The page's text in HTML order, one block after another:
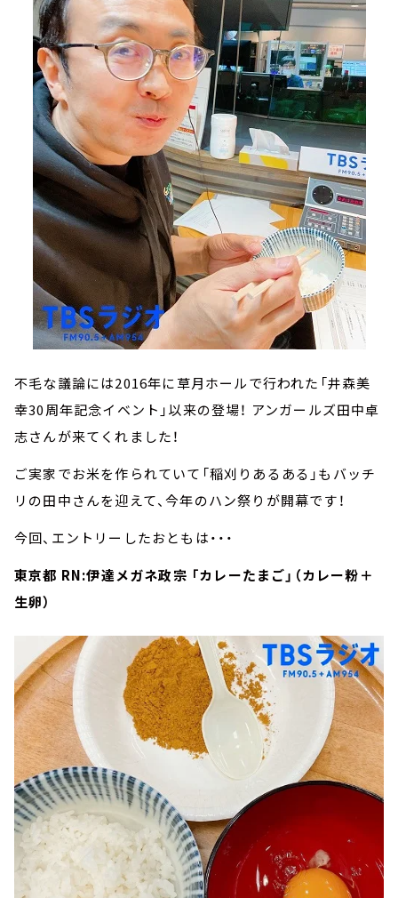
不毛な議論には2016年に草月ホールで行われた「井森美
幸30周年記念イベント」以来の登場！ アンガールズ田中卓
志さんが来てくれました！
ご実家でお米を作られていて「稲刈りあるある」もバッチ
リの田中さんを迎えて、今年のハン祭りが開幕です！
今回、エントリーしたおともは・・・
東京都 RN:伊達メガネ政宗 「カレーたまご」（カレー粉＋
生卵）